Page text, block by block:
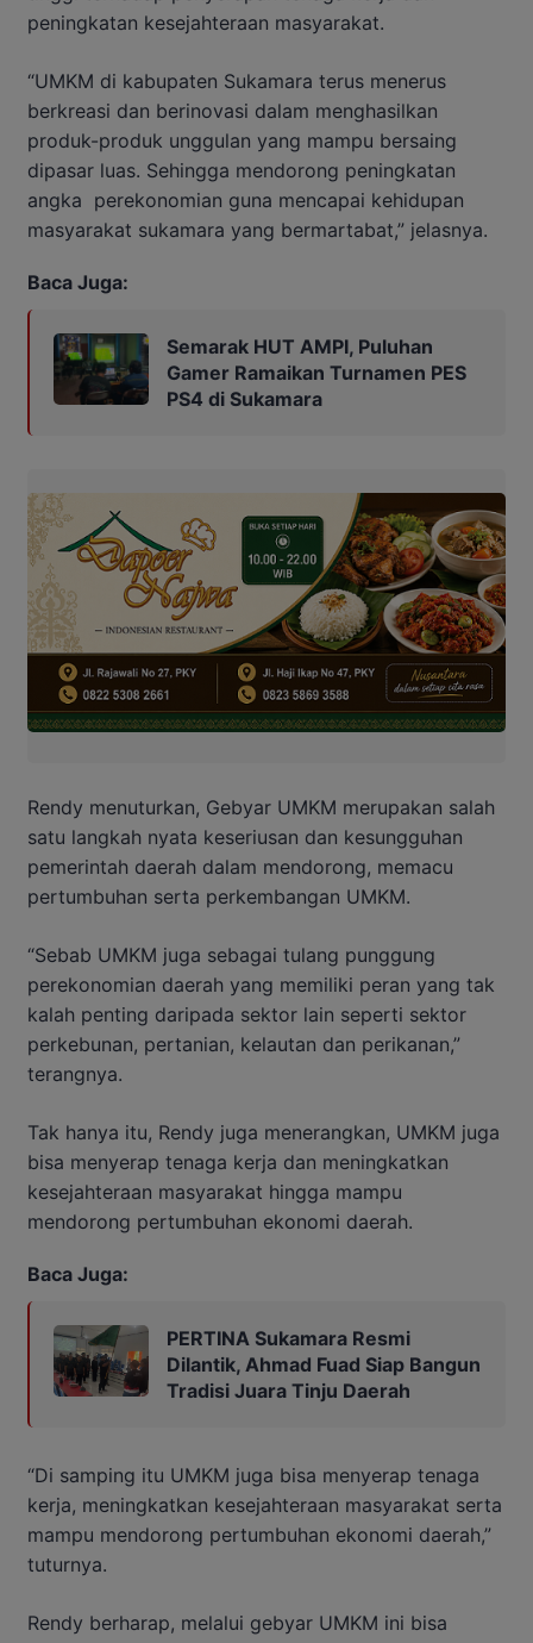
peningkatan kesejahteraan masyarakat.
“UMKM di kabupaten Sukamara terus menerus
berkreasi dan berinovasi dalam menghasilkan
produk-produk unggulan yang mampu bersaing
dipasar luas. Sehingga mendorong peningkatan
angka perekonomian guna mencapai kehidupan
masyarakat sukamara yang bermartabat,” jelasnya.
Baca Juga:
Semarak HUT AMPI, Puluhan
Gamer Ramaikan Turnamen PES
PS4 di Sukamara
Rendy menuturkan, Gebyar UMKM merupakan salah
satu langkah nyata keseriusan dan kesungguhan
pemerintah daerah dalam mendorong, memacu
pertumbuhan serta perkembangan UMKM.
“Sebab UMKM juga sebagai tulang punggung
perekonomian daerah yang memiliki peran yang tak
kalah penting daripada sektor lain seperti sektor
perkebunan, pertanian, kelautan dan perikanan,”
terangnya.
Tak hanya itu, Rendy juga menerangkan, UMKM juga
bisa menyerap tenaga kerja dan meningkatkan
kesejahteraan masyarakat hingga mampu
mendorong pertumbuhan ekonomi daerah.
Baca Juga:
PERTINA Sukamara Resmi
Dilantik, Ahmad Fuad Siap Bangun
Tradisi Juara Tinju Daerah
“Di samping itu UMKM juga bisa menyerap tenaga
kerja, meningkatkan kesejahteraan masyarakat serta
mampu mendorong pertumbuhan ekonomi daerah,”
tuturnya.
Rendy berharap, melalui gebyar UMKM ini bisa